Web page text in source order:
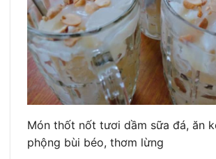
Món thốt nốt tươi dầm sữa đá, ăn
phộng bùi béo, thơm lừng